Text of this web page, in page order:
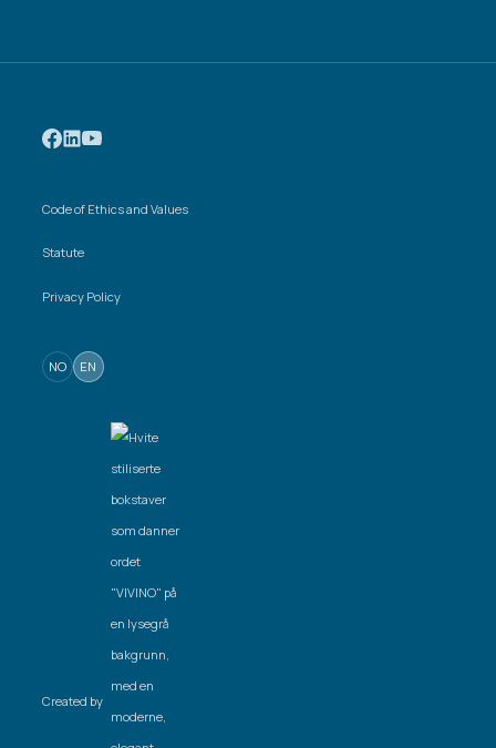
Code of Ethics and Values
Statute
Privacy Policy
NO EN
Created by